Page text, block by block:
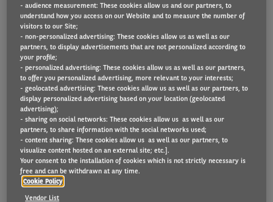
in de wettelijke belastingen en de bijbehorende
evoluties van mechanismen in Europa, per land.
Hieronder vindt u een niet-uitputtende lijst met de
evolutie van de overheidsbelasting, subsidies en
bonusregelingen voor 2023 in een aantal Europese
landen (zoals België, Frankrijk, Duitsland, Italië,
Griekenland, Luxemburg, Nederland, Noorwegen,
Portugal, Spanje, Zweden, Slowakije), Zwitserland
en het Verenigd Koninkrijk.
België
- audience measurement: These cookies allow us and our partners, to
understand how you access on our Website and to measure the number of
visitors to our Site;
- non-personalized advertising: These cookies allow us as well as our
partners, to display advertisements that are not personalized according to
your profile;
- personalized advertising: These cookies allow us as well as our partners,
to offer you personalized advertising, more relevant to your interests;
- geolocated advertising: These cookies allow us as well as our partners, to
display personalized advertising based on your location (geolocated
advertising);
- sharing on social networks: These cookies allow us as well as our
partners, to share information with the social networks used;
- content sharing: These cookies allow us as well as our partners, to
visualize content hosted on an external site; etc.].
Your consent to the installation of cookies which is not strictly necessary is
free and can be withdrawn at any time.
Cookie Policy
Vendor List